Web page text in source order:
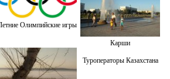
Олимпийские игры
Карши
Туроператоры Казахстана